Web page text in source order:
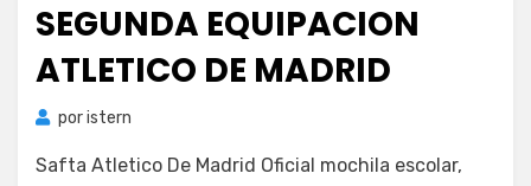
SEGUNDA EQUIPACION
ATLETICO DE MADRID
poristern
Safta Atletico De Madrid Oficial mochila escolar,